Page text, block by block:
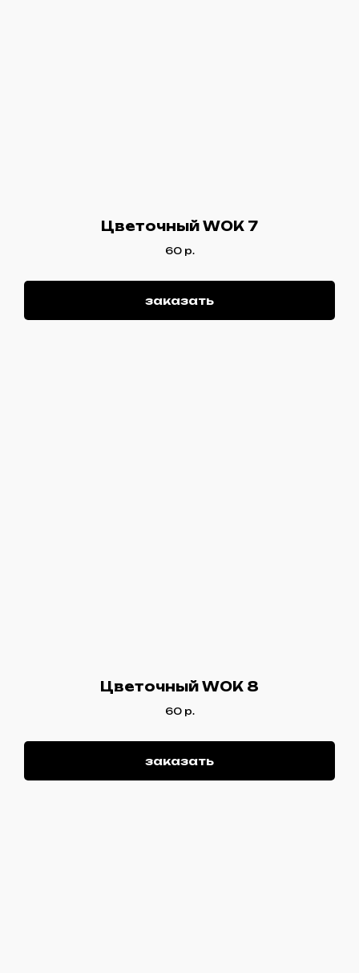
Цветочный WOK 7
60 р.
заказать
Цветочный WOK 8
60 р.
заказать